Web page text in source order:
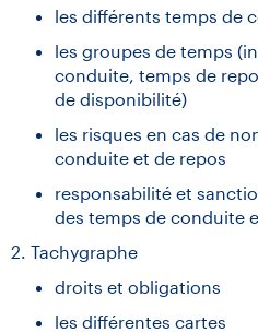
les différents temps de
les groupes de temps
conduite, temps de
de disponibilité)
les risques en cas de
conduite et de repos
responsabilité et
des temps de conduite
2. Tachygraphe
droits et obligations
les différentes cartes